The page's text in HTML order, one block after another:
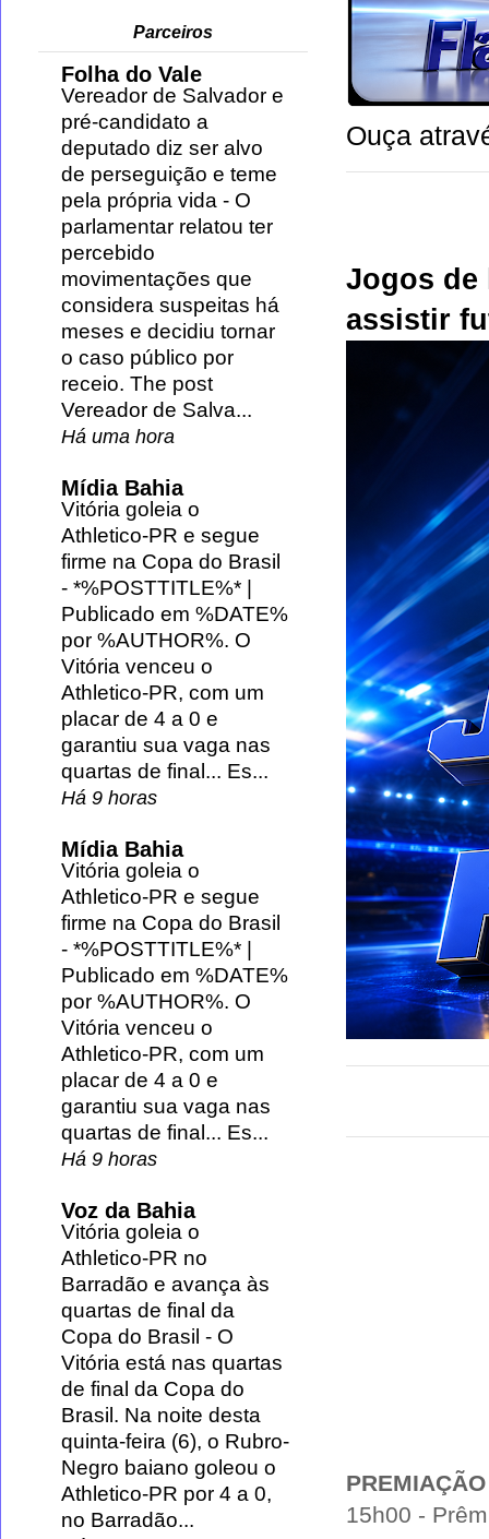
Ouça
Jogos de
assistir
PREMIAÇÃO
15h00 -
Parceiros
Folha do Vale
Vereador de Salvador e
pré-candidato a
deputado diz ser alvo
de perseguição e teme
pela própria vida - O
parlamentar relatou ter
percebido
movimentações que
considera suspeitas há
meses e decidiu tornar
o caso público por
receio. The post
Vereador de Salva...
Há uma hora
Mídia Bahia
Vitória goleia o
Athletico-PR e segue
firme na Copa do Brasil
- *%POSTTITLE%* |
Publicado em %DATE%
por %AUTHOR%. O
Vitória venceu o
Athletico-PR, com um
placar de 4 a 0 e
garantiu sua vaga nas
quartas de final... Es...
Há 9 horas
Mídia Bahia
Vitória goleia o
Athletico-PR e segue
firme na Copa do Brasil
- *%POSTTITLE%* |
Publicado em %DATE%
por %AUTHOR%. O
Vitória venceu o
Athletico-PR, com um
placar de 4 a 0 e
garantiu sua vaga nas
quartas de final... Es...
Há 9 horas
Voz da Bahia
Vitória goleia o
Athletico-PR no
Barradão e avança às
quartas de final da
Copa do Brasil - O
Vitória está nas quartas
de final da Copa do
Brasil. Na noite desta
quinta-feira (6), o Rubro-
Negro baiano goleou o
Athletico-PR por 4 a 0,
no Barradão...